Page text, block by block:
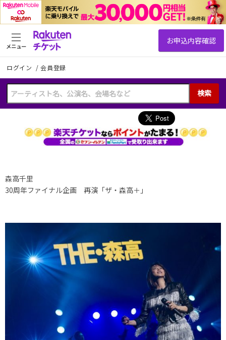
ログイン /会員登録
検索
メニュー
森高千里
30周年ファイナル企画 再演「ザ・森高＋」